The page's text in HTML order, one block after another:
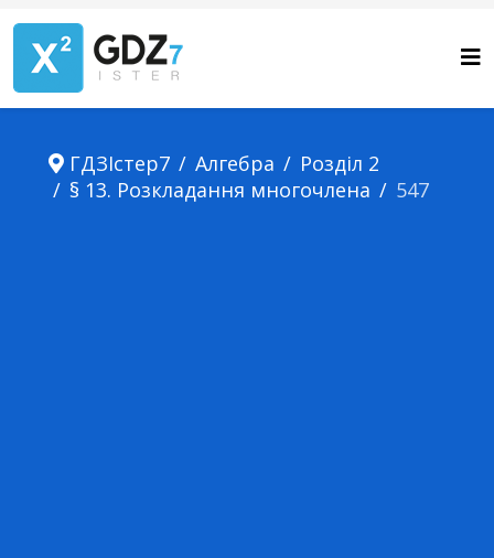
ГДЗІстер7 Алгебра
Розділ 2
§ 13. Розкладання многочлена
547